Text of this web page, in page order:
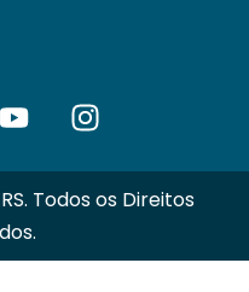
Todos os Direitos